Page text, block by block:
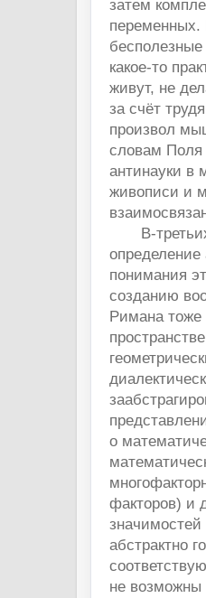
затем
переменных.
какое-то
живут, не
за счёт
произвол
словам Поля
антинауки в
живописи и
В-третьих.
понимания
созданию
Римана тоже
о
факторов) и
абстрактно
не возможны